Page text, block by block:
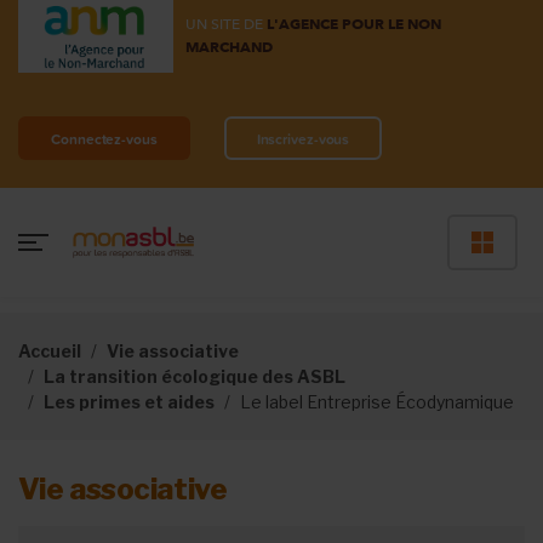
UN SITE DE L'AGENCE POUR LE NON
MARCHAND
Connectez-vous Inscrivez-vous
Accueil
Vie associative
La transition écologique des ASBL
Les primes et aides
Le label Entreprise Écodynamique
Vie associative